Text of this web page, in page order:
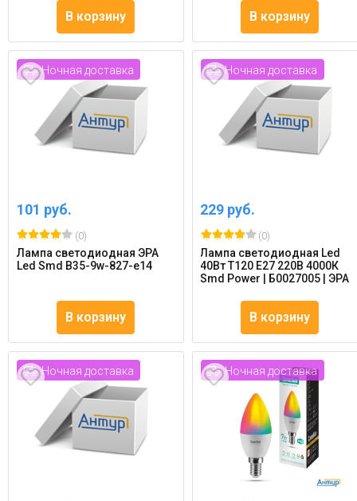
В корзину В корзину
Ночная доставка
101 руб.
(0)
Лампа светодиодная ЭРА
Led Smd B35-9w-827-e14
В корзину
Ночная доставка
229 руб.
(0)
Лампа светодиодная Led
40Вт T120 Е27 220В 4000К
Smd Power | Б0027005 | ЭРА
В корзину
Ночная доставка Ночная доставка